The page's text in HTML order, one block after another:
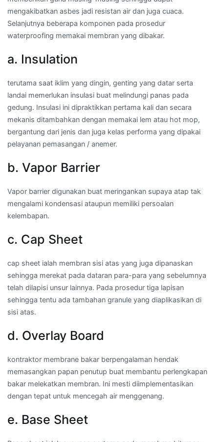
mengakibatkan asbes jadi resistan air dan juga cuaca.
Selanjutnya beberapa komponen pada prosedur
waterproofing memakai membran yang dibakar.
a. Insulation
terutama saat iklim yang dingin, genting yang datar serta
landai memerlukan insulasi buat melindungi panas pada
gedung. Insulasi ini dipraktikkan pertama kali dan secara
mekanis ditambahkan dengan memakai lem atau hot mop,
bergantung dari jenis dan juga kelas performa yang dipakai
pelayanan pemasangan / anemer.
b. Vapor Barrier
Vapor barrier digunakan buat meringankan supaya atap tak
mengalami kondensasi ataupun memiliki persoalan
kelembapan.
c. Cap Sheet
cap sheet ialah membran sisi atas yang juga dipanaskan
sehingga merekat pada dataran para-para yang sebelumnya
telah dilapisi unsur lainnya. Pada prosedur tiga lapisan
sehingga tentu ada tambahan granule yang diaplikasikan di
sisi atas.
d. Overlay Board
kontraktor membrane bakar berpengalaman hendak
memasangkan papan penutup buat membantu perlengkapan
bakar melekatkan membran. Ini mesti diimplementasikan
dengan tepat untuk mencegah air menggenang.
e. Base Sheet